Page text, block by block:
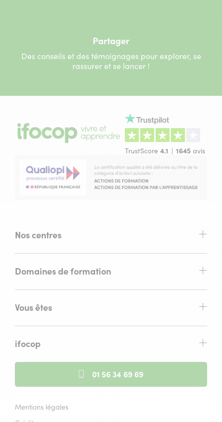
Partager
Des conseils et des témoignages pour explorer, se
rassurer et se lancer !
TrustScore 4.1 1645 avis
Nos centres
Domaines de formation
Vous êtes
ifocop
01 56 34 69 69
Mentions légales